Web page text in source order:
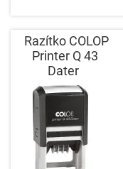
Razítko COLOP
Printer Q 43
Dater